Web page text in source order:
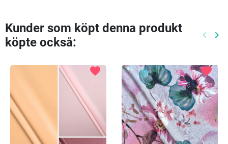
Kunder som köpt denna produkt
köpte också:
keyboard_arrow_left keyboard_arrow_right
favorite favorite